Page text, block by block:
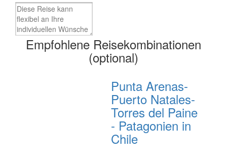
Empfohlene Reisekombinationen
(optional)
Punta Arenas-
Puerto Natales-
Torres del Paine
- Patagonien in
Chile